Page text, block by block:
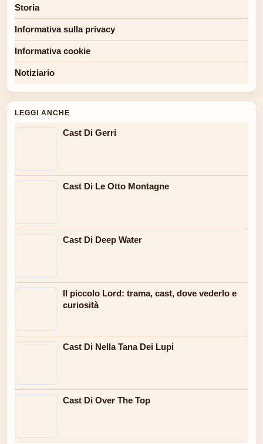
Storia
Informativa sulla privacy
Informativa cookie
Notiziario
LEGGI ANCHE
Cast Di Gerri
Cast Di Le Otto Montagne
Cast Di Deep Water
Il piccolo Lord: trama, cast, dove vederlo e
curiosità
Cast Di Nella Tana Dei Lupi
Cast Di Over The Top